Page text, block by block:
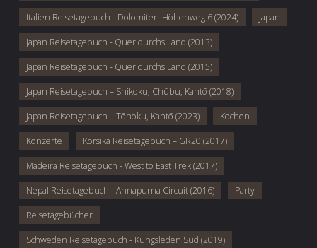
Italien Reisetagebuch - Dolomiten-Höhenweg 6 (2024) Japan
Japan Reisetagebuch - Quer durchs Land (2013)
Japan Reisetagebuch - Quer durchs Land (2015)
Japan Reisetagebuch – Shikoku, Chūbu, Kantō (2018)
Japan Reisetagebuch – Tōhoku, Kantō (2023) Kochen
Konzerte Korsika Reisetagebuch – GR20 (2017)
Madeira Reisetagebuch - West to East Trek (2017)
Nepal Reisetagebuch - Annapurna Circuit (2016) Party
Reisetagebücher
Schweden Reisetagebuch - Kungsleden Süd (2019)